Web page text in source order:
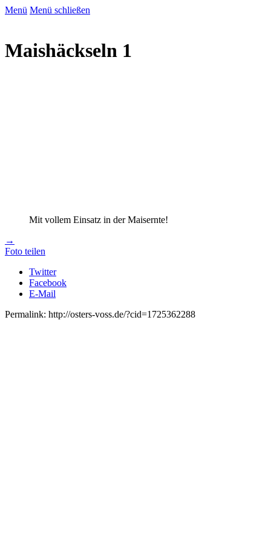
Menü Menü schließen
Maishäckseln 1
Mit vollem Einsatz in der Maisernte!
→
Foto teilen
Twitter
Facebook
E-Mail
Permalink: http://osters-voss.de/?cid=1725362288